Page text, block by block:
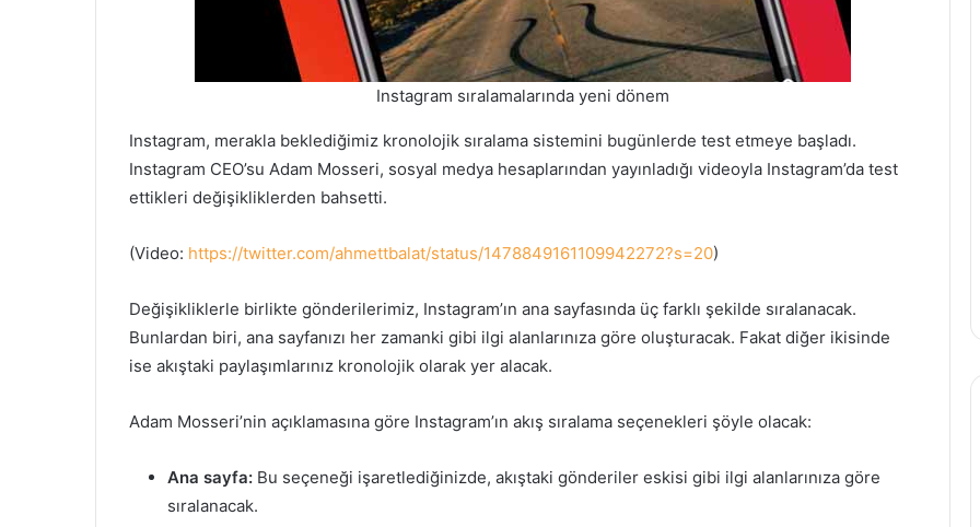
Instagram sıralamalarında yeni dönem
Instagram, merakla beklediğimiz kronolojik sıralama sistemini bugünlerde test etmeye başladı.
Instagram CEO’su Adam Mosseri, sosyal medya hesaplarından yayınladığı videoyla Instagram’da test
ettikleri değişikliklerden bahsetti.
(Video: https://twitter.com/ahmettbalat/status/1478849161109942272?s=20)
Değişikliklerle birlikte gönderilerimiz, Instagram’ın ana sayfasında üç farklı şekilde sıralanacak.
Bunlardan biri, ana sayfanızı her zamanki gibi ilgi alanlarınıza göre oluşturacak. Fakat diğer ikisinde
ise akıştaki paylaşımlarınız kronolojik olarak yer alacak.
Adam Mosseri’nin açıklamasına göre Instagram’ın akış sıralama seçenekleri şöyle olacak:
Ana sayfa: Bu seçeneği işaretlediğinizde, akıştaki gönderiler eskisi gibi ilgi alanlarınıza göre
sıralanacak.